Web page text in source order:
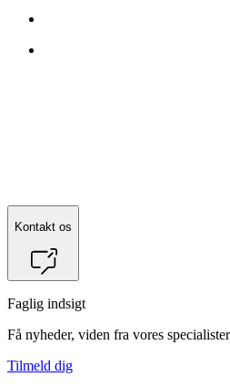
Kontakt os
Faglig indsigt
Få nyheder, viden fra vores
Tilmeld dig